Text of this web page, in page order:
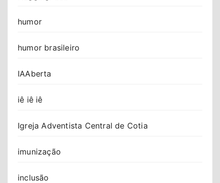
humor
humor brasileiro
IAAberta
iê iê iê
Igreja Adventista Central de Cotia
imunização
inclusão